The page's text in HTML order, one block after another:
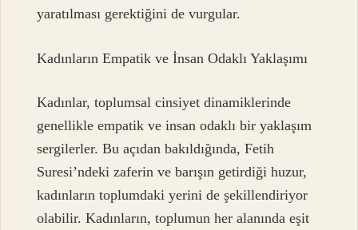
yaratılması gerektiğini de vurgular.
Kadınların Empatik ve İnsan Odaklı Yaklaşımı
Kadınlar, toplumsal cinsiyet dinamiklerinde
genellikle empatik ve insan odaklı bir yaklaşım
sergilerler. Bu açıdan bakıldığında, Fetih
Suresi’ndeki zaferin ve barışın getirdiği huzur,
kadınların toplumdaki yerini de şekillendiriyor
olabilir. Kadınların, toplumun her alanında eşit